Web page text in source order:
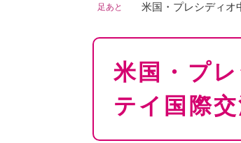
足あと 米国・プレシディオ
本
米国・プ
テイ国際